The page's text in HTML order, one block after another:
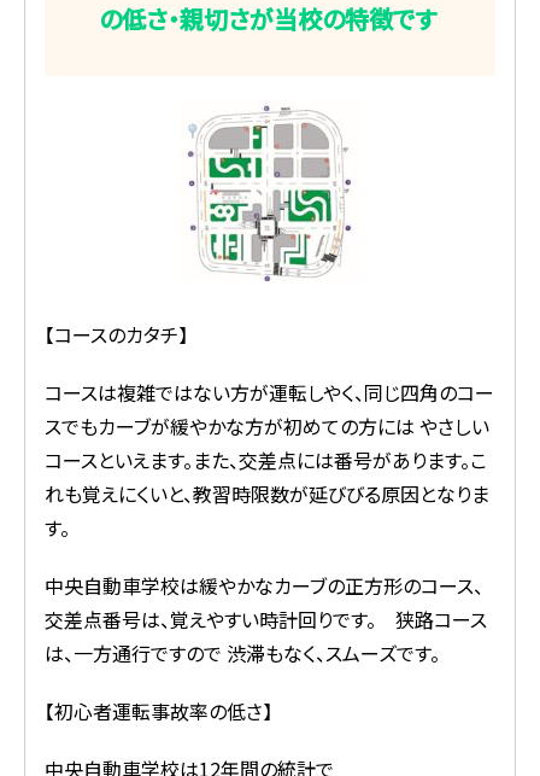
の低さ・親切さが当校の特徴です
【コースのカタチ】
コースは複雑ではない方が運転しやく、同じ四角のコー
スでもカーブが緩やかな方が初めての方には やさしい
コースといえます。また、交差点には番号があります。こ
れも覚えにくいと、教習時限数が延びびる原因となりま
す。
中央自動車学校は緩やかなカーブの正方形のコース、
交差点番号は、覚えやすい時計回りです。 狭路コース
は、一方通行ですので 渋滞もなく、スムーズです。
【初心者運転事故率の低さ】
中央自動車学校は12年間の統計で